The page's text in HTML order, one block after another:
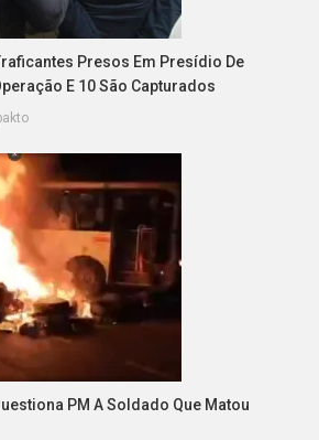
Presos Em Presídio De
E 10 São Capturados
PM A Soldado Que Matou